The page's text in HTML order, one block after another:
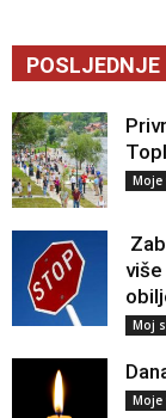
POSLJEDNJE
Moje
više
Moj
Moje